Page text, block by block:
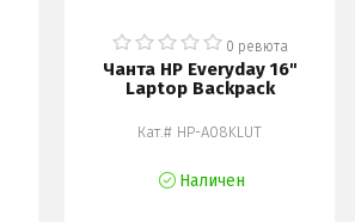
0 ревюта
Чанта HP Everyday 16"
Laptop Backpack
Кат.# HP-A08KLUT
Наличен